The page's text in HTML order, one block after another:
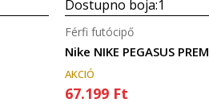
Dostupno boja:1
Nike NIKE PEGASUS
Férfi futócipő
AKCIÓ
67.199 Ft